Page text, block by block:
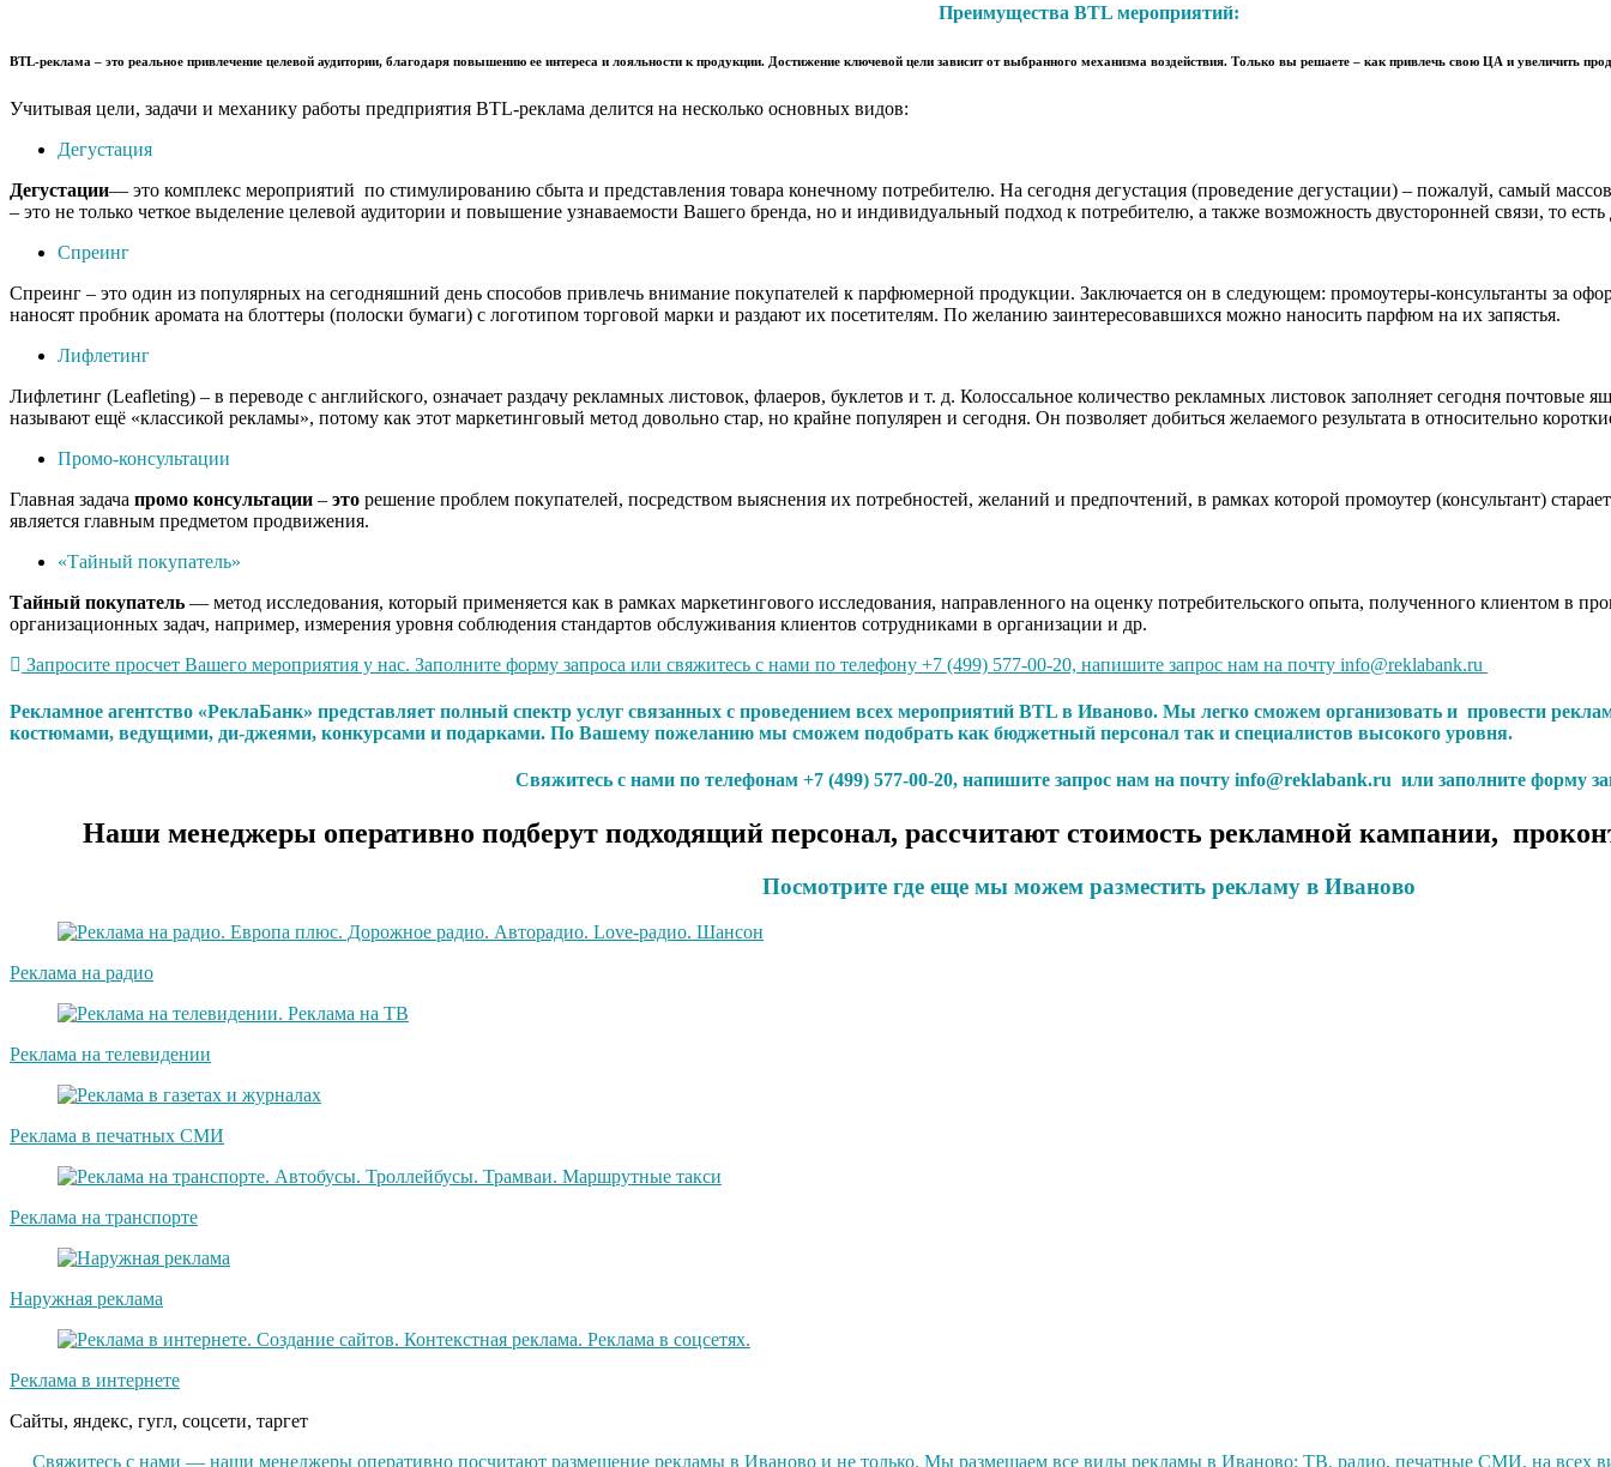
Преимущества BTL мероприятий:
BTL-реклама – это реальное привлечение целевой аудитории, благодаря повышению ее интереса и лояльности к продукции. Достижение ключевой цели зависит от выбранного механизма воздействия. Только вы решаете – как привлечь свою ЦА и увеличить
Учитывая цели, задачи и механику работы предприятия BTL-реклама делится на несколько основных видов:
Дегустация
Дегустации— это комплекс мероприятий по стимулированию сбыта и представления товара конечному потребителю. На сегодня дегустация (проведение дегустации) – пожалуй, самый
– это не только четкое выделение целевой аудитории и повышение узнаваемости Вашего бренда, но и индивидуальный подход к потребителю, а также возможность двусторонней связи, то есть
Спреинг
Спреинг – это один из популярных на сегодняшний день способов привлечь внимание покупателей к парфюмерной продукции. Заключается он в следующем: промоутеры-консультанты за
наносят пробник аромата на блоттеры (полоски бумаги) с логотипом торговой марки и раздают их посетителям. По желанию заинтересовавшихся можно наносить парфюм на их запястья.
Лифлетинг
Лифлетинг (Leafleting) – в переводе с английского, означает раздачу рекламных листовок, флаеров, буклетов и т. д. Колоссальное количество рекламных листовок заполняет сегодня
называют ещё «классикой рекламы», потому как этот маркетинговый метод довольно стар, но крайне популярен и сегодня. Он позволяет добиться желаемого результата в относительно
Промо-консультации
Главная задача промо консультации – это решение проблем покупателей, посредством выяснения их потребностей, желаний и предпочтений, в рамках которой промоутер (консультант)
является главным предметом продвижения.
«Тайный покупатель»
Тайный покупатель — метод исследования, который применяется как в рамках маркетингового исследования, направленного на оценку потребительского опыта, полученного клиентом в
организационных задач, например, измерения уровня соблюдения стандартов обслуживания клиентов сотрудниками в организации и др.
Запросите просчет Вашего мероприятия у нас. Заполните форму запроса или свяжитесь с нами по телефону +7 (499) 577-00-20, напишите запрос нам на почту info@reklabank.ru
Рекламное агентство «РеклаБанк» представляет полный спектр услуг связанных с проведением всех мероприятий BTL в Иваново. Мы легко сможем организовать и провести
костюмами, ведущими, ди-джеями, конкурсами и подарками. По Вашему пожеланию мы сможем подобрать как бюджетный персонал так и специалистов высокого уровня.
Свяжитесь с нами по телефонам +7 (499) 577-00-20, напишите запрос нам на почту info@reklabank.ru или заполните форму
Наши менеджеры оперативно подберут подходящий персонал, рассчитают стоимость рекламной кампании,
Посмотрите где еще мы можем разместить рекламу в Иваново
Реклама на радио
Реклама на телевидении
Реклама в печатных СМИ
Реклама на транспорте
Наружная реклама
Реклама в интернете
Сайты, яндекс, гугл, соцсети, таргет
Свяжитесь с нами — наши менеджеры оперативно посчитают размещение рекламы в Иваново и не только. Мы размещаем все виды рекламы в Иваново: ТВ, радио, печатные СМИ, на всех